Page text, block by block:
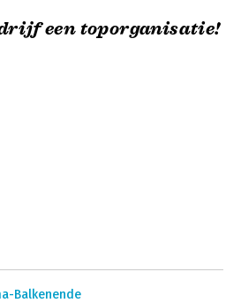
een toporganisatie!
Balkenende